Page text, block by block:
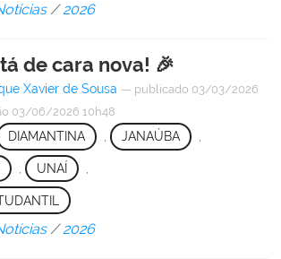
/2026
de cara nova! 🎉
Xavier de Sousa — publicado 03/03/2026
03/06/2026 10h48
DIAMANTINA , JANAÚBA ,
UNAÍ
/2026